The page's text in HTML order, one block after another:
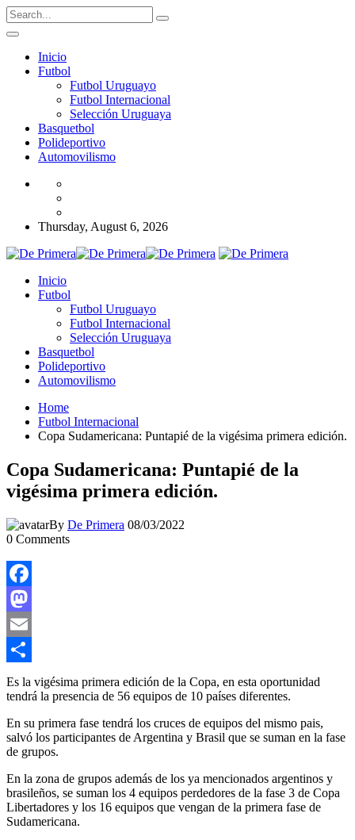
Inicio
Futbol
Futbol Uruguayo
Futbol Internacional
Selección Uruguaya
Basquetbol
Polideportivo
Automovilismo
Thursday, August 6, 2026
Inicio
Futbol
Futbol Uruguayo
Futbol Internacional
Selección Uruguaya
Basquetbol
Polideportivo
Automovilismo
Home
Futbol Internacional
Copa Sudamericana: Puntapié de la vigésima primera edición.
Copa Sudamericana: Puntapié de la
vigésima primera edición.
By De Primera 08/03/2022
0 Comments
Facebook
Mastodon
Email
Compartir
Es la vigésima primera edición de la Copa, en esta oportunidad
tendrá la presencia de 56 equipos de 10 países diferentes.
En su primera fase tendrá los cruces de equipos del mismo pais,
salvó los participantes de Argentina y Brasil que se suman en la fase
de grupos.
En la zona de grupos además de los ya mencionados argentinos y
brasileños, se suman los 4 equipos perdedores de la fase 3 de Copa
Libertadores y los 16 equipos que vengan de la primera fase de
Sudamericana.